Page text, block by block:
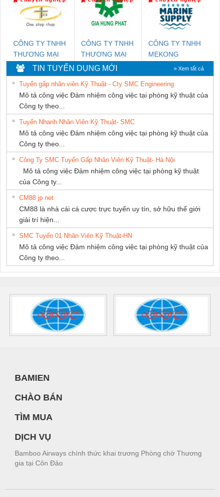
THƯỢNG ĐÌNH
CÔNG TY TNHH
THƯƠNG MẠI
THIÊN ÂN VIỆT
NAM
CÔNG TY TNHH
THƯƠNG MẠI
DỊCH VỤ KỸ
THUẬT ĐIỆN CƠ
GIA HƯNG
PHÁT
CÔNG TY TNHH
MEKONG
SUPPLY
TIN TUYỂN DỤNG MỚI » Xem tất cả
Tuyển gấp nhân viên Kỹ Thuật - Cty SMC Engineering
Mô tả công việc Đảm nhiệm công việc tại phòng kỹ thuật của
Công ty theo...
Tuyển Nhanh Nhân Viên Kỹ Thuật- SMC
Mô tả công việc Đảm nhiệm công việc tại phòng kỹ thuật của
Công ty theo...
Công Ty SMC Tuyển Gấp Nhân Viên Kỹ Thuật- Hà Nội
Mô tả công việc Đảm nhiệm công việc tại phòng kỹ thuật
của Công ty...
CM88 jp net
CM88 là nhà cái cá cược trực tuyến uy tín, sở hữu thế giới
giải trí hiện...
SMC Tuyển 01 Nhân Viên Kỹ Thuật-HN
Mô tả công việc Đảm nhiệm công việc tại phòng kỹ thuật của
Công ty theo...
BAMIEN
CHÀO BÁN
TÌM MUA
DỊCH VỤ
Bamboo Airways chính thức khai trương Phòng chờ Thương
gia tại Côn Đảo